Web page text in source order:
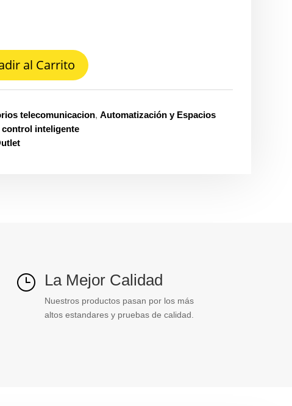
al Carrito
telecomunicacion,Automatización y Espacios
control inteligente
} La Mejor Calidad
Nuestros productos pasan por los más
altos estandares y pruebas de calidad.